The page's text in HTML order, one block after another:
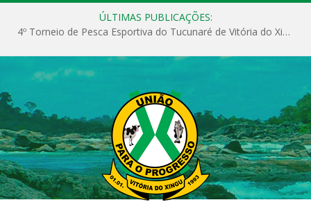
ÚLTIMAS PUBLICAÇÕES:
4º Torneio de Pesca Esportiva do Tucunaré de Vitória do Xingu